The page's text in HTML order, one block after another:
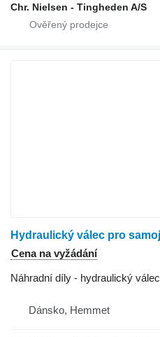
Chr. Nielsen - Tingheden A/S
Cena na vyžádání
Náhradní díly - hydraulický válec
Dánsko, Hemmet